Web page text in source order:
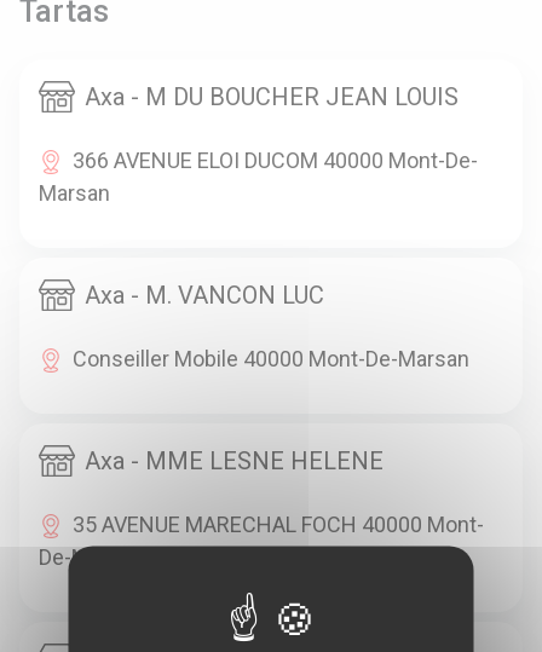
Tartas
Axa - M DU BOUCHER JEAN LOUIS
366 AVENUE ELOI DUCOM 40000 Mont-De-
Marsan
Axa - M. VANCON LUC
Conseiller Mobile 40000 Mont-De-Marsan
Axa - MME LESNE HELENE
35 AVENUE MARECHAL FOCH 40000 Mont-
De-Marsan